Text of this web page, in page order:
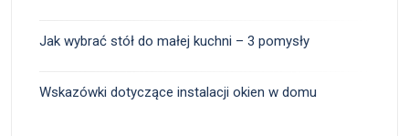
Jak wybrać stół do małej kuchni – 3 pomysły
Wskazówki dotyczące instalacji okien w domu